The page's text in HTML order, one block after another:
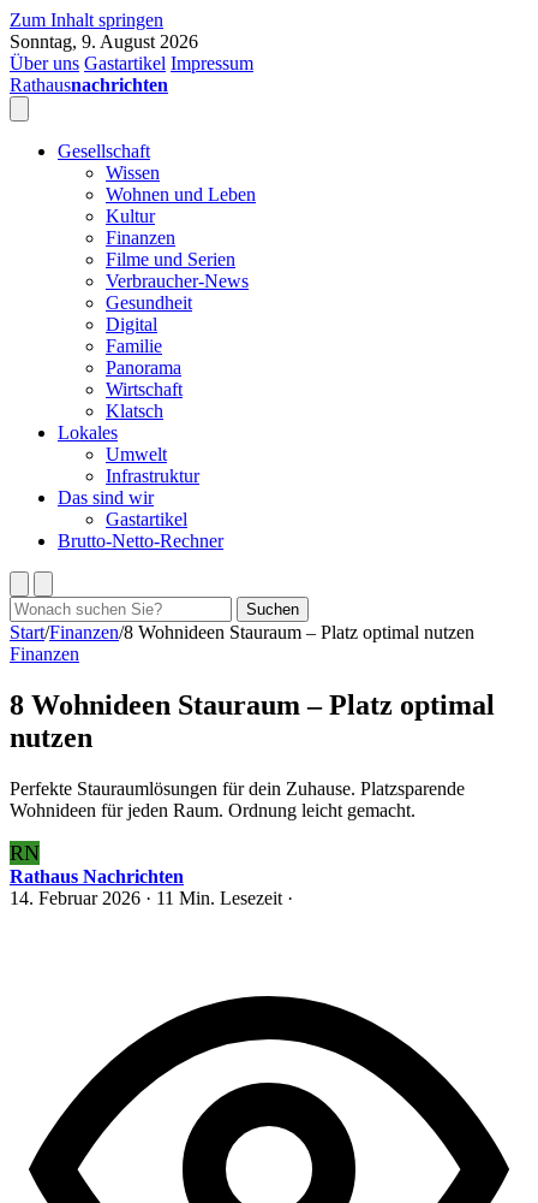
Zum Inhalt springen
Sonntag, 9. August 2026
Über uns Gastartikel Impressum
Rathausnachrichten
Gesellschaft
Wissen
Wohnen und Leben
Kultur
Finanzen
Filme und Serien
Verbraucher-News
Gesundheit
Digital
Familie
Panorama
Wirtschaft
Klatsch
Lokales
Umwelt
Infrastruktur
Das sind wir
Gastartikel
Brutto-Netto-Rechner
Suchen
nach:
Suchen
Start/Finanzen/8 Wohnideen Stauraum – Platz optimal nutzen
Finanzen
8 Wohnideen Stauraum – Platz optimal
nutzen
Perfekte Stauraumlösungen für dein Zuhause. Platzsparende
Wohnideen für jeden Raum. Ordnung leicht gemacht.
RN
Rathaus Nachrichten
14. Februar 2026 · 11 Min. Lesezeit ·